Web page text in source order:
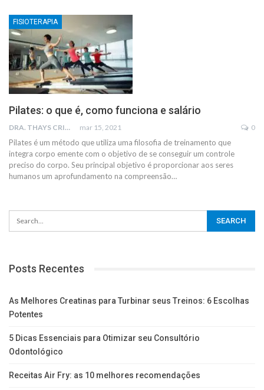
FISIOTERAPIA
Pilates: o que é, como funciona e salário
DRA. THAYS CRISTINA RODRIGUES mar 15, 2021 0
Pilates é um método que utiliza uma filosofia de treinamento que
integra corpo emente com o objetivo de se conseguir um controle
preciso do corpo. Seu principal objetivo é proporcionar aos seres
humanos um aprofundamento na compreensão…
Posts Recentes
As Melhores Creatinas para Turbinar seus Treinos: 6 Escolhas
Potentes
5 Dicas Essenciais para Otimizar seu Consultório
Odontológico
Receitas Air Fry: as 10 melhores recomendações